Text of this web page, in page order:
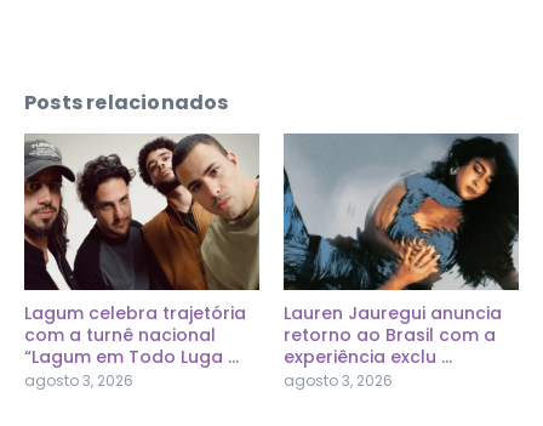
Posts relacionados
Lagum celebra trajetória
com a turnê nacional
“Lagum em Todo Luga ...
agosto 3, 2026
Lauren Jauregui anuncia
retorno ao Brasil com a
experiência exclu ...
agosto 3, 2026